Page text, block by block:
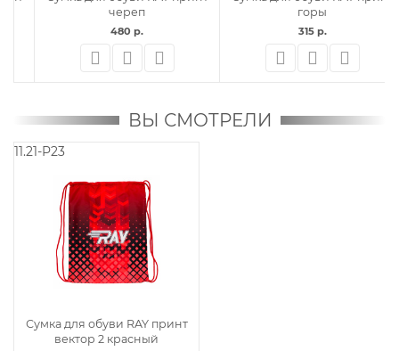
горы
315 р.
FEAR синий
315 р.
ВЫ СМОТРЕЛИ
11.21-P23
Сумка для обуви RAY принт
вектор 2 красный